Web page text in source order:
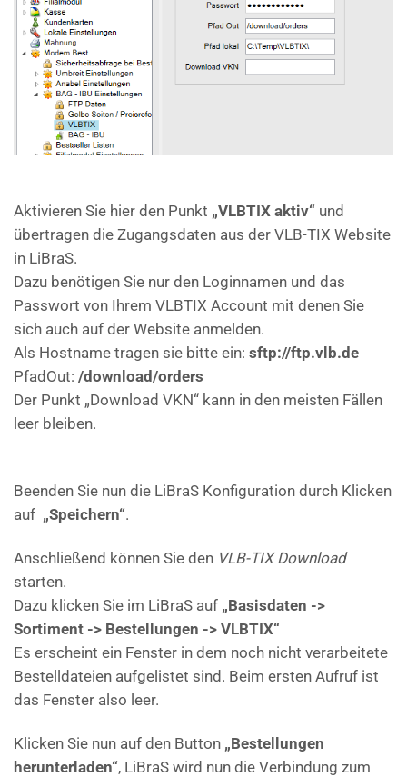
Aktivieren Sie hier den Punkt „VLBTIX aktiv“ und
übertragen die Zugangsdaten aus der VLB-TIX Website
in LiBraS.
Dazu benötigen Sie nur den Loginnamen und das
Passwort von Ihrem VLBTIX Account mit denen Sie
sich auch auf der Website anmelden.
Als Hostname tragen sie bitte ein: sftp://ftp.vlb.de
PfadOut: /download/orders
Der Punkt „Download VKN“ kann in den meisten Fällen
leer bleiben.
Beenden Sie nun die LiBraS Konfiguration durch Klicken
auf „Speichern“.
Anschließend können Sie den VLB-TIX Download
starten.
Dazu klicken Sie im LiBraS auf „Basisdaten ->
Sortiment -> Bestellungen -> VLBTIX“
Es erscheint ein Fenster in dem noch nicht verarbeitete
Bestelldateien aufgelistet sind. Beim ersten Aufruf ist
das Fenster also leer.
Klicken Sie nun auf den Button „Bestellungen
herunterladen“, LiBraS wird nun die Verbindung zum